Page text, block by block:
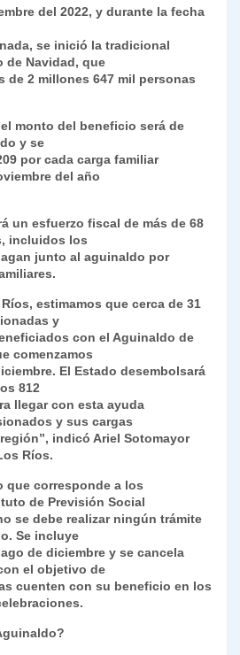
er e
dI
n
y
Li
n
l
l
del 2022, y durante la fecha
se inició la tradicional
de Navidad, que
de 2 millones 647 mil personas
monto del beneficio será de
y se
por cada carga familiar
del año
un esfuerzo fiscal de más de 68
incluidos los
junto al aguinaldo por
estimamos que cerca de 31
y
con el Aguinaldo de
comenzamos
El Estado desembolsará
812
llegar con esta ayuda
y sus cargas
indicó Ariel Sotomayor
Ríos.
que corresponde a los
de Previsión Social
se debe realizar ningún trámite
Se incluye
de diciembre y se cancela
el objetivo de
cuenten con su beneficio en los